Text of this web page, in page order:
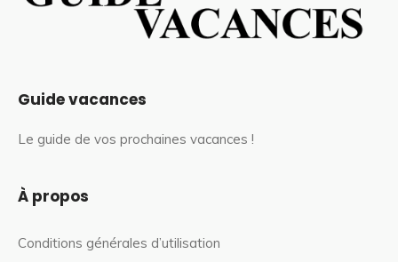
Guide vacances
Le guide de vos prochaines vacances !
À propos
Conditions générales d’utilisation